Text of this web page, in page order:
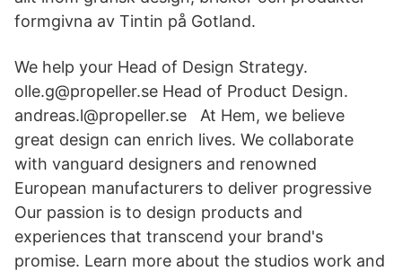
formgivna av Tintin på Gotland.
We help your Head of Design Strategy.
olle.g@propeller.se Head of Product Design.
andreas.l@propeller.se At Hem, we believe
great design can enrich lives. We collaborate
with vanguard designers and renowned
European manufacturers to deliver progressive
Our passion is to design products and
experiences that transcend your brand's
promise. Learn more about the studios work and